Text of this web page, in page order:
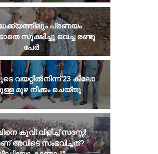
തുടക്കം
LOCAL NEWS
ആശാ വർക്കറുടെ
സസ്പെൻഷനിൽ
പേരാമ്പ്ര
ഓഫീസിലേക്ക് നാളെ
വർക്കർമാരുടെ
പ്രണയം
സൂക്ഷിച്ചു വെച്ച രണ്ടു
പേർ
വയറ്റില്‍നിന്ന് 23 കിലോ
മുഴ നീക്കം ചെയ്തു
കൂവി വിളിച്ച് സദസ്സ്!
അവിടെ സംഭവിച്ചത്?